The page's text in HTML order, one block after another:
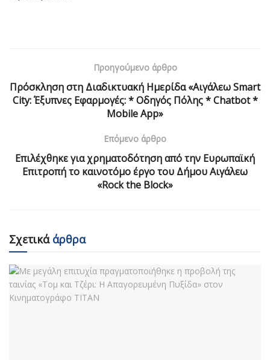
Προηγούμενο άρθρο
Πρόσκληση στη Διαδικτυακή Ημερίδα «Αιγάλεω Smart
City: Έξυπνες Εφαρμογές: * Οδηγός Πόλης * Chatbot *
Mobile App»
Επόμενο άρθρο
Επιλέχθηκε για χρηματοδότηση από την Ευρωπαϊκή
Επιτροπή το καινοτόμο έργο του Δήμου Αιγάλεω
«Rock the Block»
Σχετικάάρθρα